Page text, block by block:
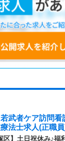
武者ケア訪問看
法士求人(正職
区】土日祝休み♪